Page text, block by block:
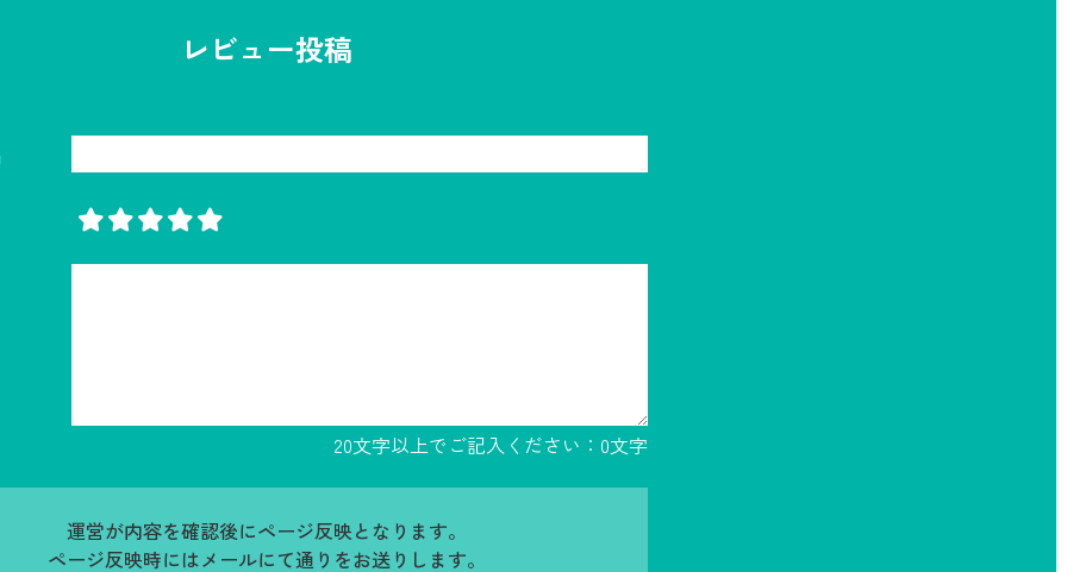
レビュー投稿
20文字以上でご記入ください： 0文字
運営が内容を確認後にページ反映となります。
ページ反映時にはメールにて通りをお送りします。